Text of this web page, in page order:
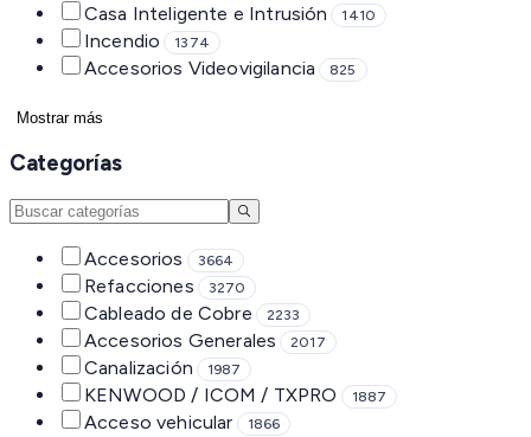
Casa Inteligente e Intrusión 1410
Incendio 1374
Accesorios Videovigilancia 825
Mostrar más
Categorías
Accesorios 3664
Refacciones 3270
Cableado de Cobre 2233
Accesorios Generales 2017
Canalización 1987
KENWOOD / ICOM / TXPRO 1887
Acceso vehicular 1866